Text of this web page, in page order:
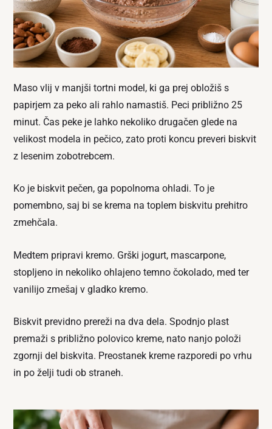
Maso vlij v manjši tortni model, ki ga prej obložiš s
papirjem za peko ali rahlo namastiš. Peci približno 25
minut. Čas peke je lahko nekoliko drugačen glede na
velikost modela in pečico, zato proti koncu preveri biskvit
z lesenim zobotrebcem.
Ko je biskvit pečen, ga popolnoma ohladi. To je
pomembno, saj bi se krema na toplem biskvitu prehitro
zmehčala.
Medtem pripravi kremo. Grški jogurt, mascarpone,
stopljeno in nekoliko ohlajeno temno čokolado, med ter
vanilijo zmešaj v gladko kremo.
Biskvit previdno prereži na dva dela. Spodnjo plast
premaži s približno polovico kreme, nato nanjo položi
zgornji del biskvita. Preostanek kreme razporedi po vrhu
in po želji tudi ob straneh.